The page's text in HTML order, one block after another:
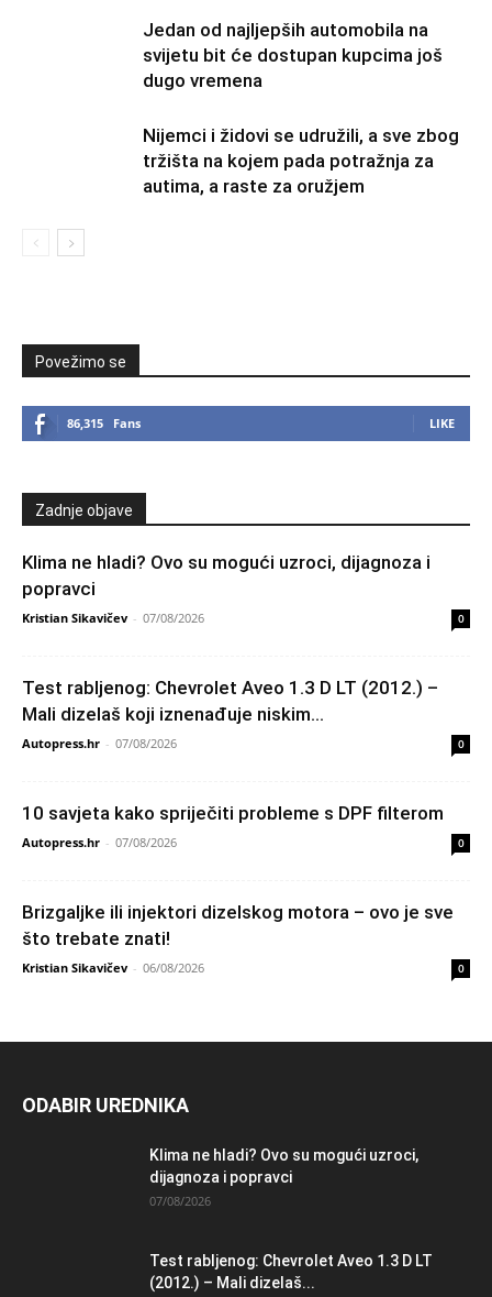
Jedan od najljepših automobila na
svijetu bit će dostupan kupcima još
dugo vremena
Nijemci i židovi se udružili, a sve zbog
tržišta na kojem pada potražnja za
autima, a raste za oružjem
Povežimo se
86,315 Fans LIKE
Zadnje objave
Klima ne hladi? Ovo su mogući uzroci, dijagnoza i
popravci
Kristian Sikavičev - 07/08/2026 0
Test rabljenog: Chevrolet Aveo 1.3 D LT (2012.) –
Mali dizelaš koji iznenađuje niskim...
Autopress.hr - 07/08/2026 0
10 savjeta kako spriječiti probleme s DPF filterom
Autopress.hr - 07/08/2026 0
Brizgaljke ili injektori dizelskog motora – ovo je sve
što trebate znati!
Kristian Sikavičev - 06/08/2026 0
ODABIR UREDNIKA
Klima ne hladi? Ovo su mogući uzroci,
dijagnoza i popravci
07/08/2026
Test rabljenog: Chevrolet Aveo 1.3 D LT
(2012.) – Mali dizelaš...